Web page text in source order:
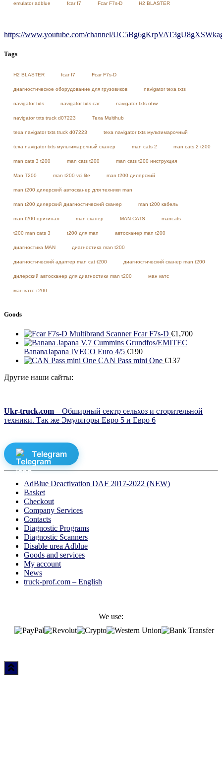
emulator adblue fcar f7 Fcar F7s-D H2 BLASTER
https://www.youtube.com/channel/
Tags
H2 BLASTER fcar f7 Fcar F7s-D
диагностическое оборудование для грузовиков navigator texa txts
navigator txts navigator txts car navigator txts ohw
navigator txts truck d07223 Texa Multihub
texa navigator txts truck d07223 texa navigator txts мультимарочный
texa navigator txts мультимарочный сканер man cats 2 man cats 2 t200
man cats 3 t200 man cats t200 man cats t200 инструкция
Man T200 man t200 vci lite man t200 дилерский
man t200 дилерский автосканер для техники man
man t200 дилерский диагностический сканер man t200 кабель
man t200 оригинал man сканер MAN-CATS mancats
t200 man cats 3 t200 для man автосканер man t200
диагностика MAN диагностика man t200
диагностический адаптер man cat t200 диагностический сканер man t200
дилерский автосканер для диагностики man t200 ман катс
ман катс т200
Goods
Multibrand Scanner Fcar F7s-D €1,700
BananaJapana IVECO Euro 4/5 €190
CAN Pass mini One €137
Другие наши сайты:
Ukr-truck.com – Обширный сектр сельхоз и сторительной
техники. Так же Эмуляторы Евро 5 и Евро 6
Telegram
AdBlue Deactivation DAF 2017-2022 (NEW)
Basket
Checkout
Company Services
Contacts
Diagnostic Programs
Diagnostic Scanners
Disable urea Adblue
Goods and services
My account
News
truck-prof.com – English
We use: